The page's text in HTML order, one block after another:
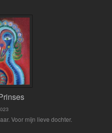
Voor mijn lieve dochter.